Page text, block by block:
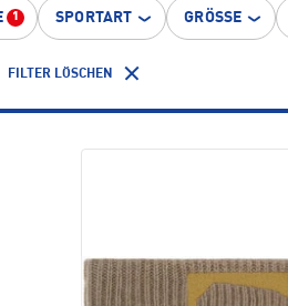
1 SPORTART GRÖSSE
FILTER LÖSCHEN